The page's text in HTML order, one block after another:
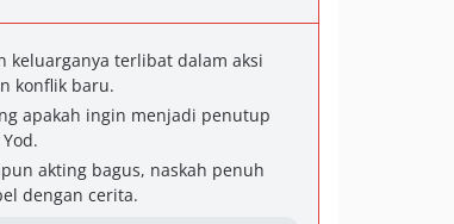
keluarganya terlibat dalam aksi
konflik baru.
apakah ingin menjadi penutup
akting bagus, naskah penuh
dengan cerita.